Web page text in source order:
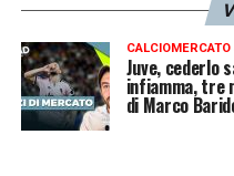
LA PLAYLIST
CALCIOMERCATO
Juve, cederlo
infiamma, tre
di Marco